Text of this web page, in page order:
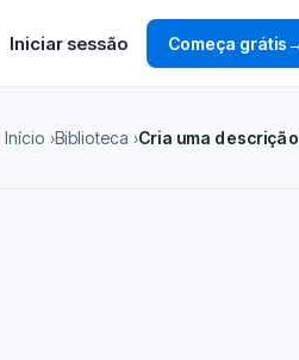
Iniciar sessão Começa grátis→
Início Biblioteca Cria uma